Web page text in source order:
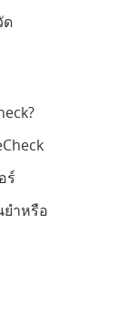
ด
ร์
ยำหรือ